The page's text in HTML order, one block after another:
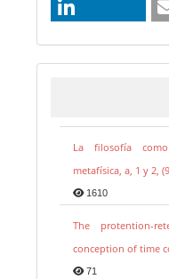
La filosofía
metafísica, a, 1 y 2,
1610
The protention-
conception of time
71